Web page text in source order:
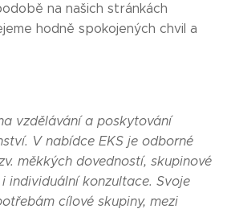
na našich stránkách
hodně spokojených chvil a
vzdělávání a poskytování
V nabídce EKS je odborné
měkkých dovedností, skupinové
individuální konzultace. Svoje
cílové skupiny, mezi